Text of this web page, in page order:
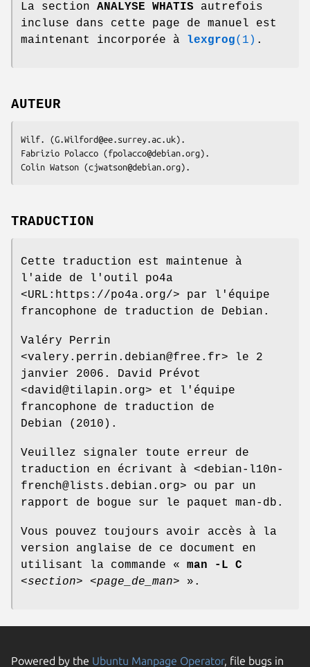
La section ANALYSE WHATIS autrefois
incluse dans cette page de manuel est
maintenant incorporée à
lexgrog(1) .
AUTEUR
Wilf. (G.Wilford@ee.surrey.ac.uk).
Fabrizio Polacco (fpolacco@debian.org).
Colin Watson (cjwatson@debian.org).
TRADUCTION
Cette traduction est maintenue à
l'aide de l'outil po4a
<URL:https://po4a.org/> par l'équipe
francophone de traduction de Debian.
Valéry Perrin
<valery.perrin.debian@free.fr> le 2
janvier 2006. David Prévot
<david@tilapin.org> et l'équipe
francophone de traduction de
Debian (2010).
Veuillez signaler toute erreur de
traduction en écrivant à <debian-l10n-
french@lists.debian.org> ou par un
rapport de bogue sur le paquet man-db.
Vous pouvez toujours avoir accès à la
version anglaise de ce document en
utilisant la commande « man -L C
<section>
<page_de_man> ».
Powered by the Ubuntu Manpage Operator, file bugs in